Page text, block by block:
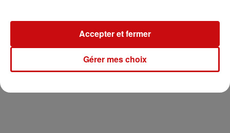
Gérer mes choix
Accepter et fermer